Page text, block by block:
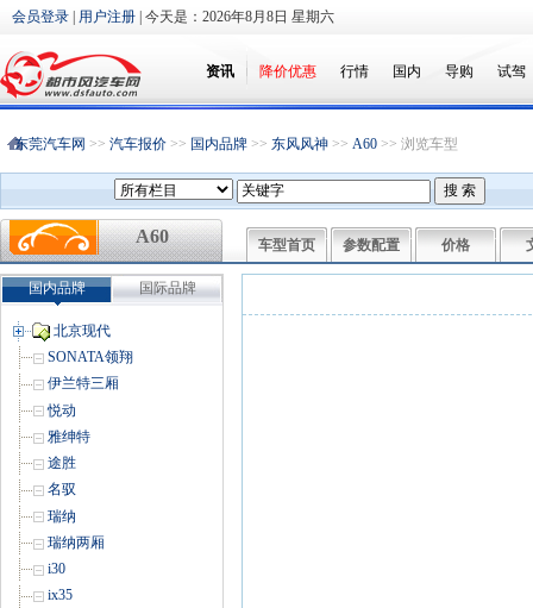
会员登录 用户注册 | 今天是： 2026年8月8日 星期六
资讯 降价优惠 行情 国内 导购 试驾
东莞汽车网 >> 汽车报价 >> 国内品牌 >> 东风风神 >> A60 >> 浏览车型
A60 车型首页 参数配置 价格
国内品牌 国际品牌
北京现代
SONATA领翔
伊兰特三厢
悦动
雅绅特
途胜
名驭
瑞纳
瑞纳两厢
i30
ix35